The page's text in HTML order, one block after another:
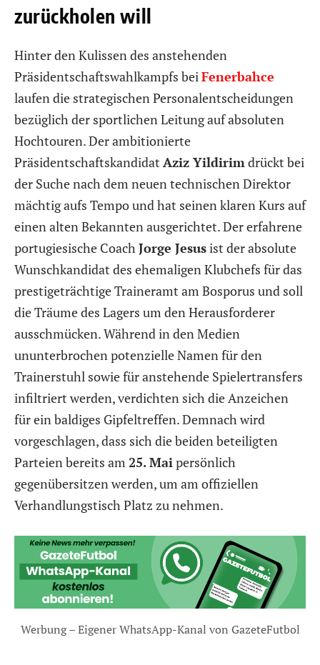
zurückholen will
Hinter den Kulissen des anstehenden
Präsidentschaftswahlkampfs beiFenerbahce
laufen die strategischen Personalentscheidungen
bezüglich der sportlichen Leitung auf absoluten
Hochtouren. Der ambitionierte
Präsidentschaftskandidat Aziz Yildirimdrückt bei
der Suche nach dem neuen technischen Direktor
mächtig aufs Tempo und hat seinen klaren Kurs auf
einen alten Bekannten ausgerichtet. Der erfahrene
portugiesische CoachJorge Jesusist der absolute
Wunschkandidat des ehemaligen Klubchefs für das
prestigeträchtige Traineramt am Bosporus und soll
die Träume des Lagers um den Herausforderer
ausschmücken. Während in den Medien
ununterbrochen potenzielle Namen für den
Trainerstuhl sowie für anstehende Spielertransfers
infiltriert werden, verdichten sich die Anzeichen
für ein baldiges Gipfeltreffen. Demnach wird
vorgeschlagen, dass sich die beiden beteiligten
Parteien bereits am 25. Maipersönlich
gegenübersitzen werden, um am offiziellen
Verhandlungstisch Platz zu nehmen.
Werbung – Eigener WhatsApp-Kanal von GazeteFutbol